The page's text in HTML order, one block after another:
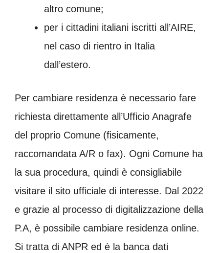
altro comune;
per i cittadini italiani iscritti all’AIRE,
nel caso di rientro in Italia
dall’estero.
Per cambiare residenza è necessario fare
richiesta direttamente all’Ufficio Anagrafe
del proprio Comune (fisicamente,
raccomandata A/R o fax). Ogni Comune ha
la sua procedura, quindi è consigliabile
visitare il sito ufficiale di interesse. Dal 2022
e grazie al processo di digitalizzazione della
P.A, è possibile cambiare residenza online.
Si tratta di ANPR ed è la banca dati